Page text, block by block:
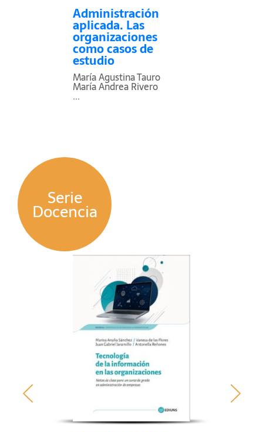
Administración
aplicada. Las
organizaciones
como casos de
estudio
María Agustina Tauro
María Andrea Rivero
...
Serie
Docencia